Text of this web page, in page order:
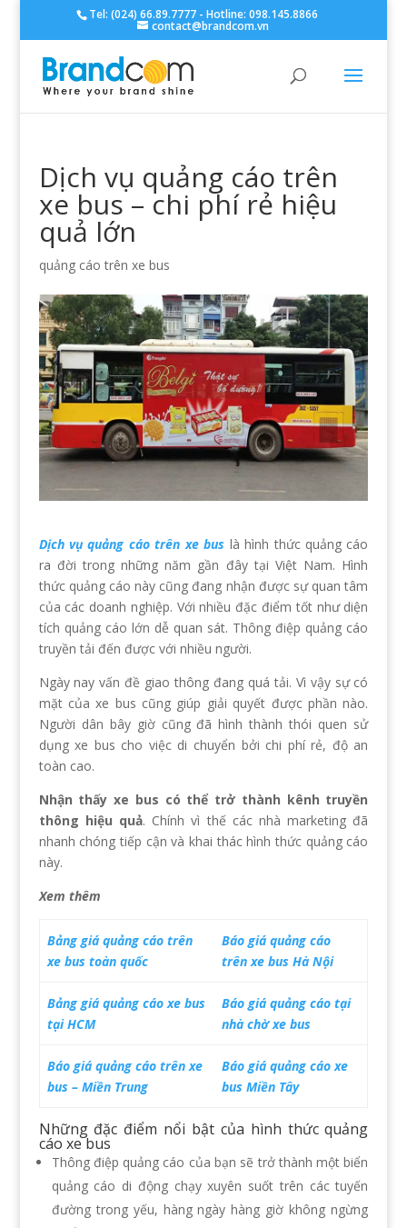
Tel: (024) 66.89.7777 - Hotline: 098.145.8866
contact@brandcom.vn
Dịch vụ quảng cáo trên
xe bus – chi phí rẻ hiệu
quả lớn
quảng cáo trên xe bus
Dịch vụ quảng cáo trên xe bus là hình thức quảng cáo
ra đời trong những năm gần đây tại Việt Nam. Hình
thức quảng cáo này cũng đang nhận được sự quan tâm
của các doanh nghiệp. Với nhiều đặc điểm tốt như diện
tích quảng cáo lớn dễ quan sát. Thông điệp quảng cáo
truyền tải đến được với nhiều người.
Ngày nay vấn đề giao thông đang quá tải. Vì vậy sự có
mặt của xe bus cũng giúp giải quyết được phần nào.
Người dân bây giờ cũng đã hình thành thói quen sử
dụng xe bus cho việc di chuyển bởi chi phí rẻ, độ an
toàn cao.
Nhận thấy xe bus có thể trở thành kênh truyền
thông hiệu quả. Chính vì thế các nhà marketing đã
nhanh chóng tiếp cận và khai thác hình thức quảng cáo
này.
Xem thêm
Bảng giá quảng cáo trên
xe bus toàn quốc
Báo giá quảng cáo
trên xe bus Hà Nội
Bảng giá quảng cáo xe bus
tại HCM
Báo giá quảng cáo tại
nhà chờ xe bus
Báo giá quảng cáo trên xe
bus – Miền Trung
Báo giá quảng cáo xe
bus Miền Tây
Những đặc điểm nổi bật của hình thức quảng
cáo xe bus
Thông điệp quảng cáo của bạn sẽ trở thành một biển
quảng cáo di động chạy xuyên suốt trên các tuyến
đường trong yếu, hàng ngày hàng giờ không ngừng